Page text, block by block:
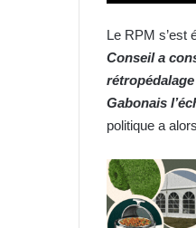
Le RPM s’est
Conseil a
Gabonais
politique a